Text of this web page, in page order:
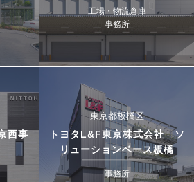
工場・物流倉庫
事務所
西事
東京都板橋区
トヨタL&F東京株式会社 ソ
リューションベース板橋
事務所